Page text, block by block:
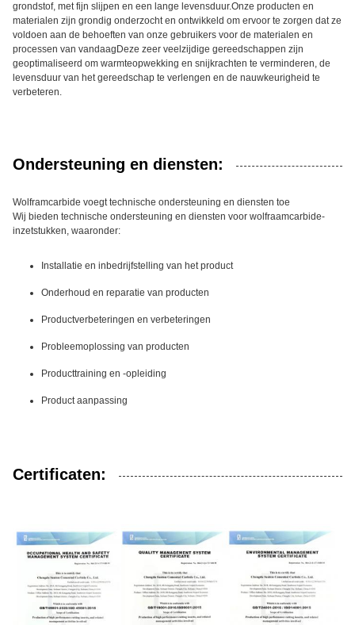
grondstof, met fijn slijpen en een lange levensduur.Onze producten en
materialen zijn grondig onderzocht en ontwikkeld om ervoor te zorgen dat ze
voldoen aan de behoeften van onze gebruikers voor de materialen en
processen van vandaagDeze zeer veelzijdige gereedschappen zijn
geoptimaliseerd om warmteopwekking en snijkrachten te verminderen, de
levensduur van het gereedschap te verlengen en de nauwkeurigheid te
verbeteren.
Ondersteuning en diensten:
Wolframcarbide voegt technische ondersteuning en diensten toe
Wij bieden technische ondersteuning en diensten voor wolfraamcarbide-
inzetstukken, waaronder:
Installatie en inbedrijfstelling van het product
Onderhoud en reparatie van producten
Productverbeteringen en verbeteringen
Probleemoplossing van producten
Producttraining en -opleiding
Product aanpassing
Certificaten: